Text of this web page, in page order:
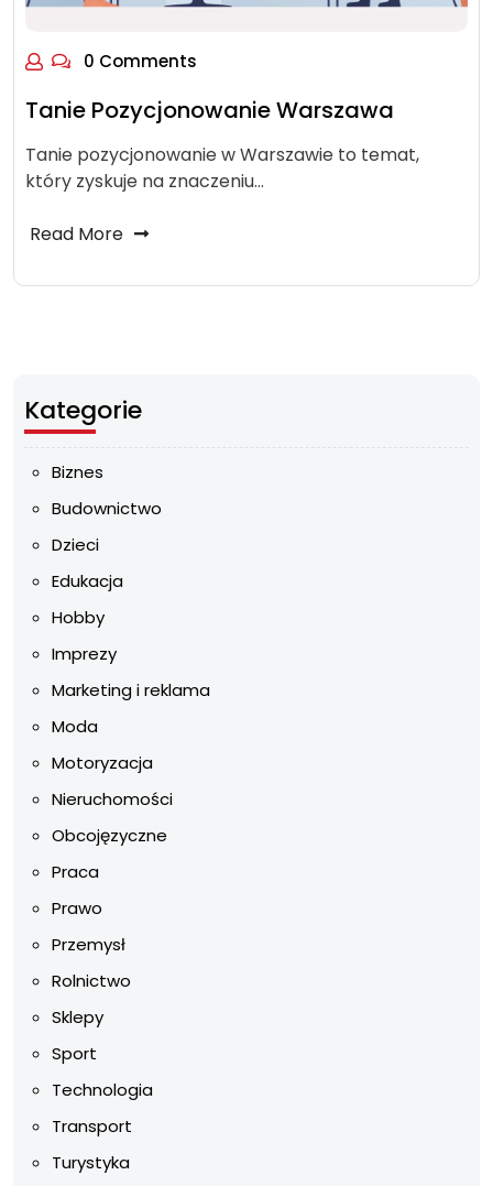
0 Comments
Tanie Pozycjonowanie Warszawa
Tanie pozycjonowanie w Warszawie to temat,
który zyskuje na znaczeniu…
Read More
Kategorie
Biznes
Budownictwo
Dzieci
Edukacja
Hobby
Imprezy
Marketing i reklama
Moda
Motoryzacja
Nieruchomości
Obcojęzyczne
Praca
Prawo
Przemysł
Rolnictwo
Sklepy
Sport
Technologia
Transport
Turystyka